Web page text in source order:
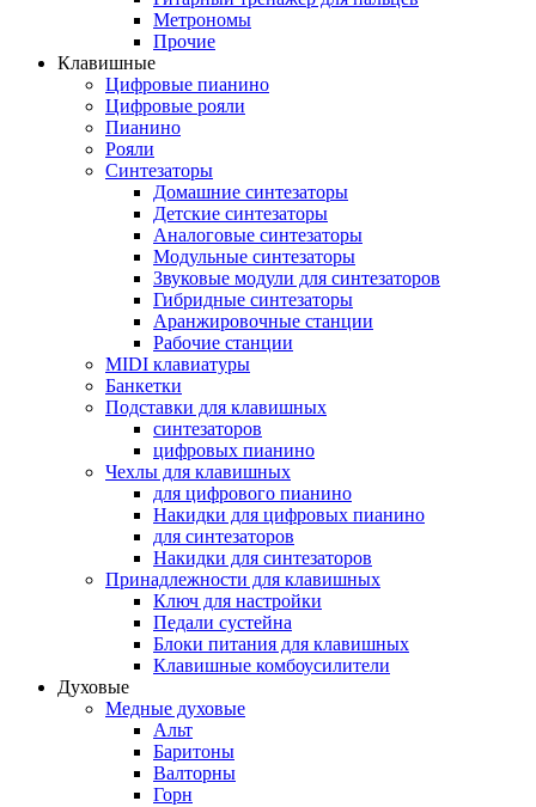
Метрономы
Прочие
Клавишные
Цифровые пианино
Цифровые рояли
Пианино
Рояли
Синтезаторы
Домашние синтезаторы
Детские синтезаторы
Аналоговые синтезаторы
Модульные синтезаторы
Звуковые модули для синтезаторов
Гибридные синтезаторы
Аранжировочные станции
Рабочие станции
MIDI клавиатуры
Банкетки
Подставки для клавишных
синтезаторов
цифровых пианино
Чехлы для клавишных
для цифрового пианино
Накидки для цифровых пианино
для синтезаторов
Накидки для синтезаторов
Принадлежности для клавишных
Ключ для настройки
Педали сустейна
Блоки питания для клавишных
Клавишные комбоусилители
Духовые
Медные духовые
Альт
Баритоны
Валторны
Горн